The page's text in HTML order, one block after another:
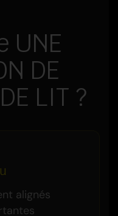
UNE
DE
LIT ?
alignés